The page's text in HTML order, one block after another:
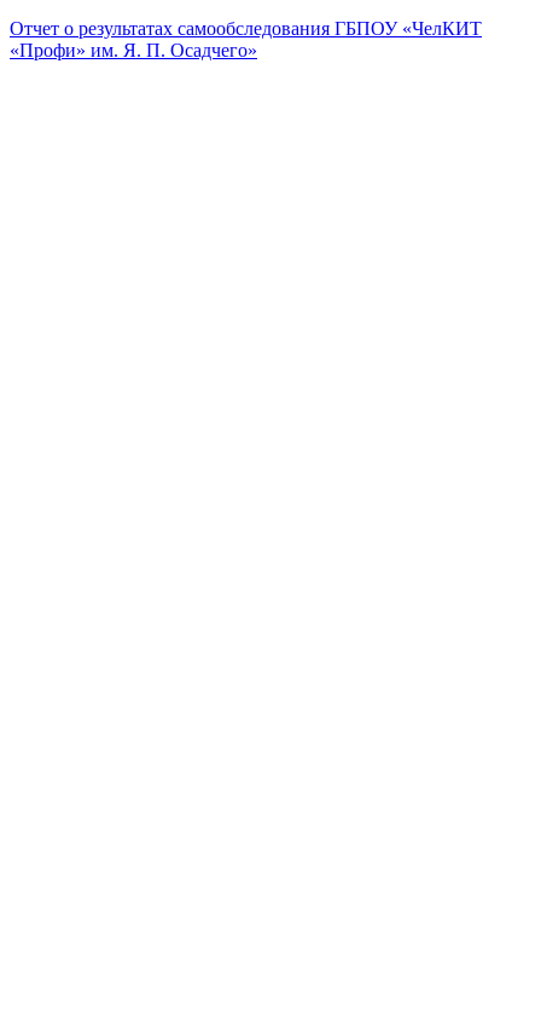
Отчет о результатах самообследования ГБПОУ «ЧелКИТ
«Профи» им. Я. П. Осадчего»